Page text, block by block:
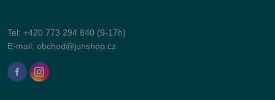
Tel: +420 773 294 840 (9-17h)
E-mail: obchod@junshop.cz